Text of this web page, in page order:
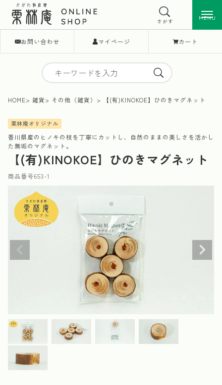
お問い合わせ マイページ カート
MENU
さがす MENU
HOME 雑貨 その他（雑貨） 【(有)KINOKOE】ひのきマグネット
栗林庵オリジナル
香川県産のヒノキの枝を丁寧にカットし、自然のままの美しさを活かし
た無垢のマグネット。
【(有)KINOKOE】ひのきマグネット
商品番号653-1